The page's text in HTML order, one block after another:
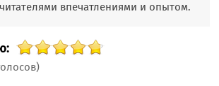
впечатлениями и опытом.